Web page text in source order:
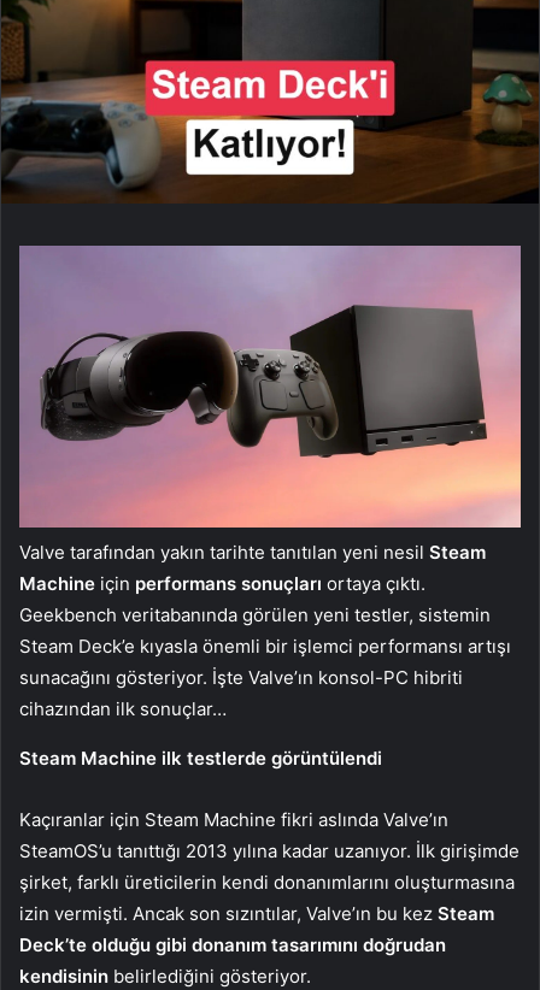
Valve tarafından yakın tarihte tanıtılan yeni nesil Steam
Machine için performans sonuçları ortaya çıktı.
Geekbench veritabanında görülen yeni testler, sistemin
Steam Deck’e kıyasla önemli bir işlemci performansı artışı
sunacağını gösteriyor. İşte Valve’ın konsol-PC hibriti
cihazından ilk sonuçlar…
Steam Machine ilk testlerde görüntülendi
Kaçıranlar için Steam Machine fikri aslında Valve’ın
SteamOS’u tanıttığı 2013 yılına kadar uzanıyor. İlk girişimde
şirket, farklı üreticilerin kendi donanımlarını oluşturmasına
izin vermişti. Ancak son sızıntılar, Valve’ın bu kez Steam
Deck’te olduğu gibi donanım tasarımını doğrudan
kendisinin belirlediğini gösteriyor.